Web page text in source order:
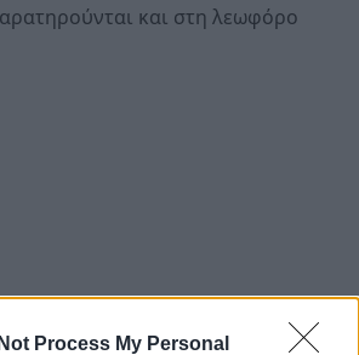
Process My Personal
και στη λεωφόρο